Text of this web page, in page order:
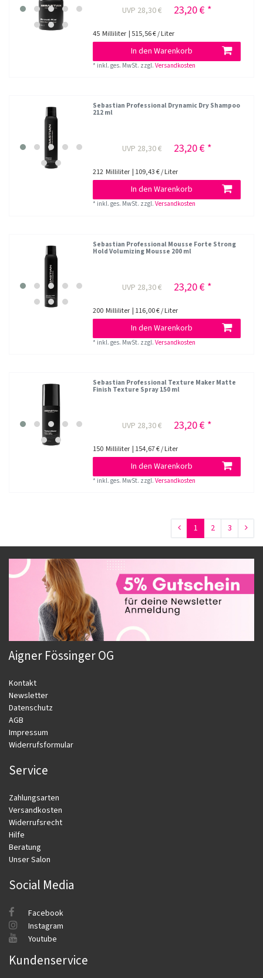
UVP 28,30 € 23,20 € *
45 Milliliter | 515,56 € / Liter
In den Warenkorb
* inkl. ges. MwSt. zzgl.Versandkosten
Sebastian Professional Drynamic Dry Shampoo
212 ml
UVP 28,30 € 23,20 € *
212 Milliliter | 109,43 € / Liter
In den Warenkorb
* inkl. ges. MwSt. zzgl.Versandkosten
Sebastian Professional Mousse Forte Strong
Hold Volumizing Mousse 200 ml
UVP 28,30 € 23,20 € *
200 Milliliter | 116,00 € / Liter
In den Warenkorb
* inkl. ges. MwSt. zzgl.Versandkosten
Sebastian Professional Texture Maker Matte
Finish Texture Spray 150 ml
UVP 28,30 € 23,20 € *
150 Milliliter | 154,67 € / Liter
In den Warenkorb
* inkl. ges. MwSt. zzgl.Versandkosten
1 2 3
Aigner Fössinger OG
Kontakt
Newsletter
Datenschutz
AGB
Impressum
Widerrufsformular
Service
Zahlungsarten
Versandkosten
Widerrufsrecht
Hilfe
Beratung
Unser Salon
Social Media
Facebook
Instagram
Youtube
Kundenservice